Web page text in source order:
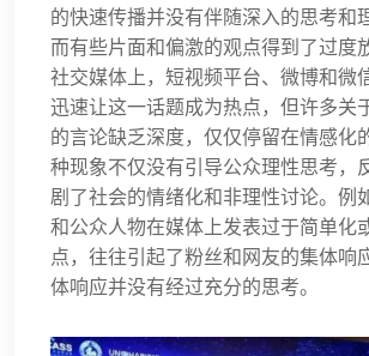
的快速传播并没有伴随深入的思考和
而有些片面和偏激的观点得到了过度
社交媒体上，短视频平台、微博和微
迅速让这一话题成为热点，但许多关
的言论缺乏深度，仅仅停留在情感化
种现象不仅没有引导公众理性思考，
剧了社会的情绪化和非理性讨论。例
和公众人物在媒体上发表过于简单化
点，往往引起了粉丝和网友的集体响
体响应并没有经过充分的思考。